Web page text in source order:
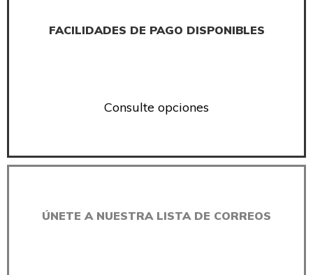
FACILIDADES DE PAGO DISPONIBLES
Consulte opciones
ÚNETE A NUESTRA LISTA DE CORREOS